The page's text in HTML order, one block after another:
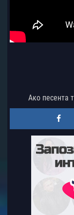
Ако песента